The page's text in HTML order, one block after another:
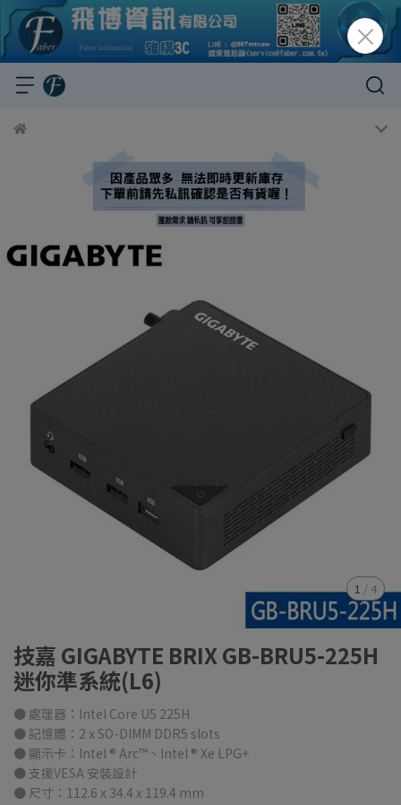
1 / 4
技嘉 GIGABYTE BRIX GB-BRU5-225H
迷你準系統(L6)
● 處理器：Intel Core U5 225H
● 記憶體：2 x SO-DIMM DDR5 slots
● 顯示卡：Intel ® Arc™、Intel ® Xe LPG+
● 支援VESA 安裝設計
● 尺寸：112.6 x 34.4 x 119.4 mm